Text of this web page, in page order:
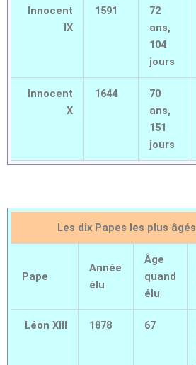
Innocent
IX
1591
72
ans,
104
jours
Innocent
X
1644
70
ans,
151
jours
Les dix Papes les plus âgés
Pape
Année
élu
Âge
quand
élu
Léon XIII 1878 67